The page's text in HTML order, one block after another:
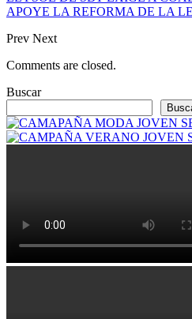
APOYE LA REFORMA DE LA
Prev Next
Comments are closed.
Buscar